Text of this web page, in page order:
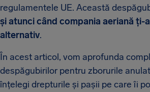
regulamentele UE. Această
și atunci când compania aeriană ți-
alternativ.
În acest articol, vom aprofunda
despăgubirilor pentru zborurile
înțelegi drepturile și pașii pe care îi